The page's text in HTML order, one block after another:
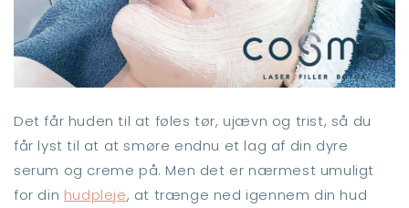
Det får huden til at føles tør, ujævn og trist, så du
får lyst til at at smøre endnu et lag af din dyre
serum og creme på. Men det er nærmest umuligt
for din hudpleje, at trænge ned igennem din hud